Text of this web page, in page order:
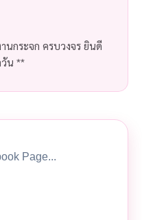
นกระจก ครบวงจร ยินดี
วัน **
Page...